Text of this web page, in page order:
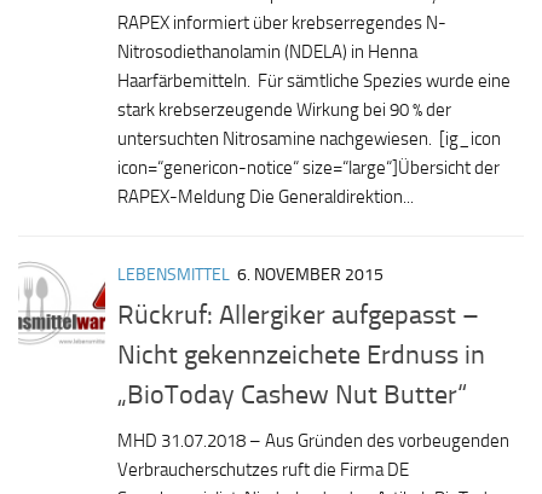
RAPEX informiert über krebserregendes N-
Nitrosodiethanolamin (NDELA) in Henna
Haarfärbemitteln. Für sämtliche Spezies wurde eine
stark krebserzeugende Wirkung bei 90 % der
untersuchten Nitrosamine nachgewiesen. [ig_icon
icon=“genericon-notice“ size=“large“]Übersicht der
RAPEX-Meldung Die Generaldirektion...
LEBENSMITTEL 6. NOVEMBER 2015
Rückruf: Allergiker aufgepasst –
Nicht gekennzeichete Erdnuss in
„BioToday Cashew Nut Butter“
MHD 31.07.2018 – Aus Gründen des vorbeugenden
Verbraucherschutzes ruft die Firma DE